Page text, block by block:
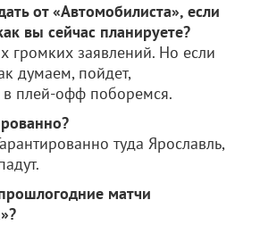
от «Автомобилиста», если
вы сейчас планируете?
громких заявлений. Но если
думаем, пойдет,
в плей-офф поборемся.
туда Ярославль,
матчи